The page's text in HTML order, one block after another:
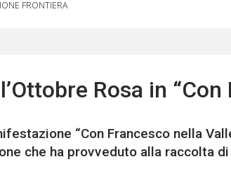
FRONTIERA
Rosa in
“Con Francesco nella
che ha provveduto alla raccolta